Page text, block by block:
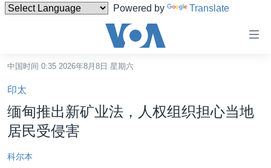
Powered by Translate
碍
链
接
跳
转
内
中国
中国时间 0:35 2026年8月8日 星期六
印太
缅甸推出新矿业法，人权组织担心当地
居民受侵害
科尔本